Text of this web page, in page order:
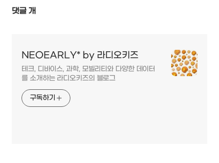
댓글 개
NEOEARLY* by 라디오키즈
테크, 디바이스, 과학, 모빌리티와 다양한 데이터
를 소개하는 라디오키즈의 블로그
구독하기